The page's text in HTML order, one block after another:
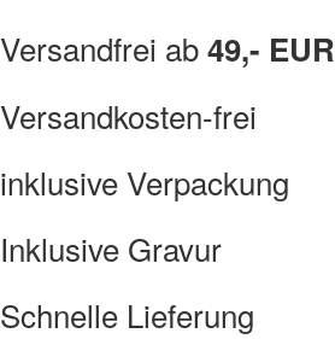
Versandfrei ab49,- EUR
Versandkosten-frei
inklusive Verpackung
Inklusive Gravur
Schnelle Lieferung